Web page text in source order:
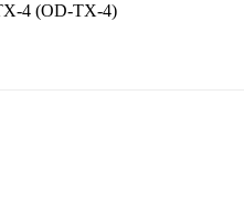
4 (OD-TX-4)